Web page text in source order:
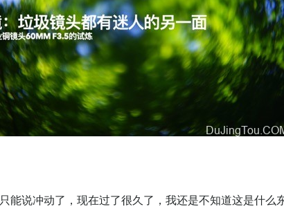
能说冲动了，现在过了很久了，我还是不知道这是什么